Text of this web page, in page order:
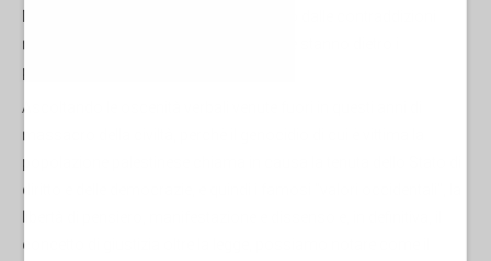
risultanti dai fatti e dalle esternazioni che stanno dietro i
protagonisti di quel discorso stesso.
Ascoltando le oscenità verbali venute fuori in questi anni di
massacro della civiltà, perchè il genocidio di cui è vittima la
popolazione palestinese chiama in causa la tenuta dello Stato di
diritto e delle democrazie, e quindi i famosi "valori occidentali", la
concetto di giustizia oltre la legge, possiamo notare come il